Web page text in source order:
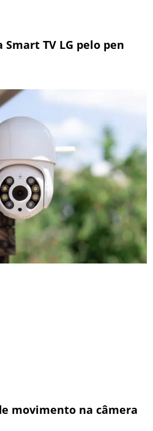
TV LG pelo pen
movimento na câmera